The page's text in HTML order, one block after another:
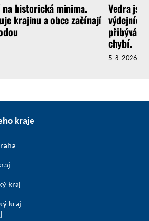
na historická minima.
krajinu a obce začínají
Vedra
výdejních
přibývá a
chybí.
5. 8. 2026
kraje
kraj
kraj